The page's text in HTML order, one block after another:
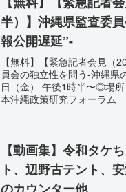
半）】沖縄県監査委
報公開遅延”-
【無料】【緊急記者会見（
員会の独立性を問う-沖縄
日（金） 午後1時半〜◎場
本沖縄政策研究フォーラ
【動画集】令和タケ
ト、辺野古テント、